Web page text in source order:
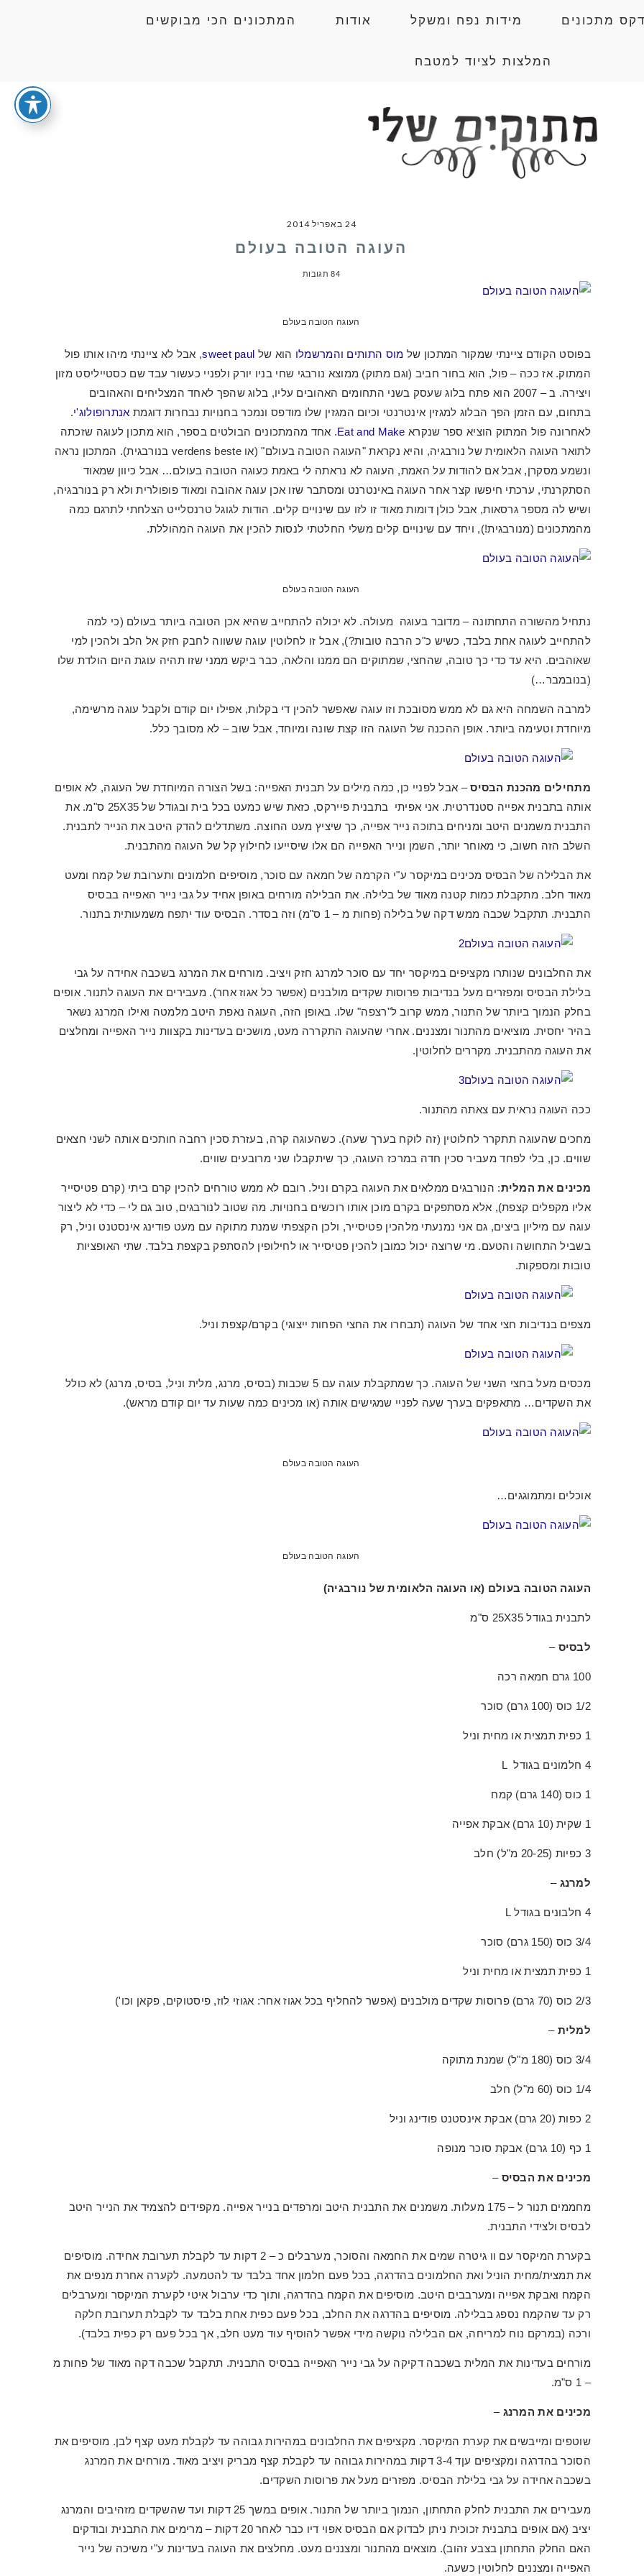
מתכונים מידות נפח ומשקל אודות המתכונים הכי מבוקשים
המלצות לציוד למטבח
24 באפריל 2014
העוגה הטובה בעולם
84 תגובות
העוגה הטובה בעולם
בפוסט הקודם ציינתי שמקור המתכון של מוס התותים והמרשמלו הוא של sweet paul, אבל לא ציינתי מיהו אותו פול
המתוק. אז ככה – פול, הוא בחור חביב (וגם מתוק) ממוצא נורבגי שחי בניו יורק ולפניי כעשור עבד שם כסטייליסט מזון
ויצירה. ב – 2007 הוא פתח בלוג שעסק בשני התחומים האהובים עליו, בלוג שהפך לאחד המצליחים והאהובים
בתחום, עם הזמן הפך הבלוג למגזין אינטרנטי וכיום המגזין שלו מודפס ונמכר בחנויות נבחרות דוגמת אנתרופולוג'י.
לאחרונה פול המתוק הוציא ספר שנקרא Eat and Make. אחד מהמתכונים הבולטים בספר, הוא מתכון לעוגה שזכתה
לתואר העוגה הלאומית של נורבגיה, והיא נקראת "העוגה הטובה בעולם" (או verdens beste בנורבגית). המתכון נראה
ונשמע מסקרן, אבל אם להודות על האמת, העוגה לא נראתה לי באמת כעוגה הטובה בעולם… אבל כיוון שמאוד
הסתקרנתי, ערכתי חיפשו קצר אחר העוגה באינטרנט ומסתבר שזו אכן עוגה אהובה ומאוד פופולרית ולא רק בנורבגיה,
ושיש לה מספר גרסאות, אבל כולן דומות מאוד זו לזו עם שינויים קלים. הודות לגוגל טרנסלייט הצלחתי לתרגם כמה
מהמתכונים (מנורבגית!), ויחד עם שינויים קלים משלי החלטתי לנסות להכין את העוגה המהוללת.
העוגה הטובה בעולם
נתחיל מהשורה התחתונה – מדובר בעוגה מעולה. לא יכולה להתחייב שהיא אכן הטובה ביותר בעולם (כי למה
להתחייב לעוגה אחת בלבד, כשיש כ"כ הרבה טובות?), אבל זו לחלוטין עוגה ששווה לחבק חזק אל הלב ולהכין למי
שאוהבים. היא עד כדי כך טובה, שהחצי, שמתוקים הם ממנו והלאה, כבר ביקש ממני שזו תהיה עוגת היום הולדת שלו
(בנובמבר…)
למרבה השמחה היא גם לא ממש מסובכת וזו עוגה שאפשר להכין די בקלות, אפילו יום קודם ולקבל עוגה מרשימה,
מיוחדת וטעימה ביותר. אופן ההכנה של העוגה הזו קצת שונה ומיוחד, אבל שוב – לא מסובך כלל.
מתחילים מהכנת הבסיס– אבל לפניי כן, כמה מילים על תבנית האפייה: בשל הצורה המיוחדת של העוגה, לא אופים
אותה בתבנית אפייה סטנדרטית. אני אפיתי בתבנית פיירקס, כזאת שיש כמעט בכל בית ובגודל של 25X35 ס"מ. את
התבנית משמנים היטב ומניחים בתוכה נייר אפייה, כך שיציץ מעט החוצה. משתדלים להדק היטב את הנייר לתבנית.
השלב הזה חשוב, כי מאוחר יותר, השמן ונייר האפייה הם אלו שיסייעו לחילוץ קל של העוגה מהתבנית.
את הבלילה של הבסיס מכינים במיקסר ע"י הקרמה של חמאה עם סוכר, מוסיפים חלמונים ותערובת של קמח ומעט
מאוד חלב. מתקבלת כמות קטנה מאוד של בלילה. את הבלילה מורחים באופן אחיד על גבי נייר האפייה בבסיס
התבנית. תתקבל שכבה ממש דקה של בלילה (פחות מ – 1 ס"מ) וזה בסדר. הבסיס עוד יתפח משמעותית בתנור.
את החלבונים שנותרו מקציפים במיקסר יחד עם סוכר למרנג חזק ויציב. מורחים את המרנג בשכבה אחידה על גבי
בלילת הבסיס ומפזרים מעל בנדיבות פרוסות שקדים מולבנים (אפשר כל אגוז אחר). מעבירים את העוגה לתנור. אופים
בחלק הנמוך ביותר של התנור, ממש קרוב ל"רצפה" שלו. באופן הזה, העוגה נאפת היטב מלמטה ואילו המרנג נשאר
בהיר יחסית. מוציאים מהתנור ומצננים. אחרי שהעוגה התקררה מעט, מושכים בעדינות בקצוות נייר האפייה ומחלצים
את העוגה מהתבנית. מקררים לחלוטין.
ככה העוגה נראית עם צאתה מהתנור.
מחכים שהעוגה תתקרר לחלוטין (זה לוקח בערך שעה). כשהעוגה קרה, בעזרת סכין רחבה חותכים אותה לשני חצאים
שווים. כן, בלי לפחד מעביר סכין חדה במרכז העוגה, כך שיתקבלו שני מרובעים שווים.
מכינים את המלית: הנורבגים ממלאים את העוגה בקרם וניל. רובם לא ממש טורחים להכין קרם ביתי (קרם פטיסייר
אליו מקפלים קצפת), אלא מסתפקים בקרם מוכן אותו רוכשים בחנויות. מה שטוב לנורבגים, טוב גם לי – כדי לא ליצור
עוגה עם מיליון ביצים, גם אני נמנעתי מלהכין פטיסייר, ולכן הקצפתי שמנת מתוקה עם מעט פודינג אינסטנט וניל, רק
בשביל התחושה והטעם. מי שרוצה יכול כמובן להכין פטיסייר או לחילופין להסתפק בקצפת בלבד. שתי האופציות
טובות ומספקות.
מצפים בנדיבות חצי אחד של העוגה (תבחרו את החצי הפחות ייצוגי) בקרם/קצפת וניל.
מכסים מעל בחצי השני של העוגה. כך שמתקבלת עוגה עם 5 שכבות (בסיס, מרנג, מלית וניל, בסיס, מרנג) לא כולל
את השקדים… מתאפקים בערך שעה לפניי שמגישים אותה (או מכינים כמה שעות עד יום קודם מראש).
העוגה הטובה בעולם
אוכלים ומתמוגגים…
העוגה הטובה בעולם
העוגה הטובה בעולם (או העוגה הלאומית של נורבגיה)
לתבנית בגודל 25X35 ס"מ
לבסיס –
100 גרם חמאה רכה
1/2 כוס (100 גרם) סוכר
1 כפית תמצית או מחית וניל
4 חלמונים בגודל L
1 כוס (140 גרם) קמח
1 שקית (10 גרם) אבקת אפייה
3 כפיות (20-25 מ"ל) חלב
למרנג –
4 חלבונים בגודל L
3/4 כוס (150 גרם) סוכר
1 כפית תמצית או מחית וניל
2/3 כוס (70 גרם) פרוסות שקדים מולבנים (אפשר להחליף בכל אגוז אחר: אגוזי לוז, פיסטוקים, פקאן וכו')
למלית –
3/4 כוס (180 מ"ל) שמנת מתוקה
1/4 כוס (60 מ"ל) חלב
2 כפות (20 גרם) אבקת אינסטנט פודינג וניל
1 כף (10 גרם) אבקת סוכר מנופה
מכינים את הבסיס –
מחממים תנור ל – 175 מעלות. משמנים את התבנית היטב ומרפדים בנייר אפייה. מקפידים להצמיד את הנייר היטב
לבסיס ולצידי התבנית.
בקערת המיקסר עם וו גיטרה שמים את החמאה והסוכר, מערבלים כ – 2 דקות עד לקבלת תערובת אחידה. מוסיפים
את תמצית/מחית הוניל ואת החלמונים בהדרגה, בכל פעם חלמון אחד בלבד עד להטמעה. לקערה אחרת מנפים את
הקמח ואבקת אפייה ומערבבים היטב. מוסיפים את הקמח בהדרגה, ותוך כדי ערבול איטי לקערת המיקסר ומערבלים
רק עד שהקמח נספג בבלילה. מוסיפים בהדרגה את החלב, בכל פעם כפית אחת בלבד עד לקבלת תערובת חלקה
ורכה (במרקם נוח למריחה, אם הבלילה נוקשה מידי אפשר להוסיף עוד מעט חלב, אך בכל פעם רק כפית בלבד).
מורחים בעדינות את המלית בשכבה דקיקה על גבי נייר האפייה בבסיס התבנית. תתקבל שכבה דקה מאוד של פחות מ
– 1 ס"מ.
מכינים את המרנג –
שוטפים ומייבשים את קערת המיקסר. מקציפים את החלבונים במהירות גבוהה עד לקבלת מעט קצף לבן. מוסיפים את
הסוכר בהדרגה ומקציפים עןד 3-4 דקות במהירות גבוהה עד לקבלת קצף מבריק ויציב מאוד. מורחים את המרנג
בשכבה אחידה על גבי בלילת הבסיס. מפזרים מעל את פרוסות השקדים.
מעבירים את התבנית לחלק התחתון, הנמוך ביותר של התנור. אופים במשך 25 דקות ועד שהשקדים מזהיבים והמרנג
יציב (אם אופים בתבנית זכוכית ניתן לבדוק אם הבסיס אפוי דיו כבר לאחר 20 דקות – מרימים את התבנית ובודקים
האם החלק התחתון בצבע זהוב). מוצאים מהתנור ומצננים מעט. מחלצים את העוגה בעדינות ע"י משיכה של נייר
האפייה ומצננים לחלוטין כשעה.